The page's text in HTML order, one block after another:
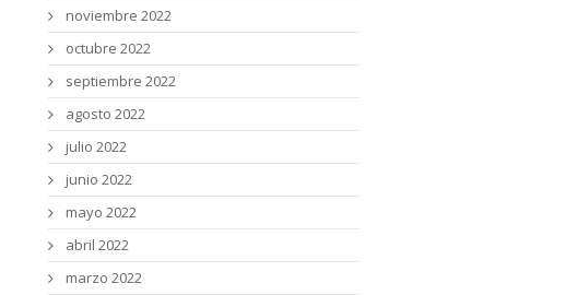
noviembre 2022
octubre 2022
septiembre 2022
agosto 2022
julio 2022
junio 2022
mayo 2022
abril 2022
marzo 2022